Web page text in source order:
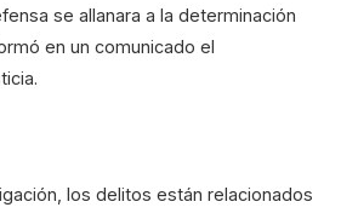
se allanara a la determinación
en un comunicado el
los delitos están relacionados